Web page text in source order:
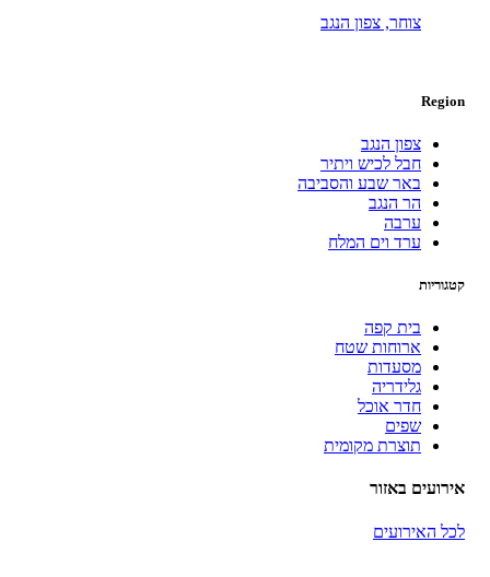
צוחר, צפון הנגב
Region
צפון הנגב
חבל לכיש ויתיר
באר שבע והסביבה
הר הנגב
ערבה
ערד וים המלח
קטגוריות
בית קפה
ארוחות שטח
מסעדות
גלידריה
חדר אוכל
שפים
תוצרת מקומית
אירועים באזור
לכל האירועים